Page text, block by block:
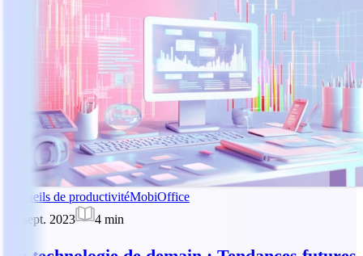
Conseils de productivitéMobiOffice
29 sept. 2023
4 min